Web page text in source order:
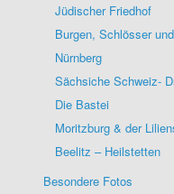
Jüdischer Friedhof
Burgen, Schlösser
Nürnberg
Sächsiche Schweiz-
Die Bastei
Moritzburg & der
Beelitz – Heilstetten
Besondere Fotos